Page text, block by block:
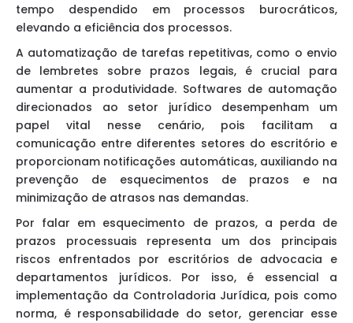
tempo despendido em processos burocráticos,
elevando a eficiência dos processos.
A automatização de tarefas repetitivas, como o envio
de lembretes sobre prazos legais, é crucial para
aumentar a produtividade. Softwares de automação
direcionados ao setor jurídico desempenham um
papel vital nesse cenário, pois facilitam a
comunicação entre diferentes setores do escritório e
proporcionam notificações automáticas, auxiliando na
prevenção de esquecimentos de prazos e na
minimização de atrasos nas demandas.
Por falar em esquecimento de prazos, a perda de
prazos processuais representa um dos principais
riscos enfrentados por escritórios de advocacia e
departamentos jurídicos. Por isso, é essencial a
implementação da Controladoria Jurídica, pois como
norma, é responsabilidade do setor, gerenciar esse